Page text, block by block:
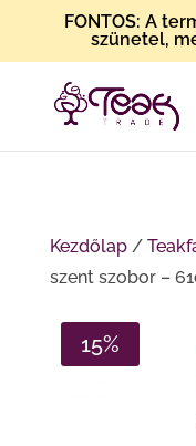
FONTOS: A
szünetel,
Kezdőlap/
szent szobor –
15%